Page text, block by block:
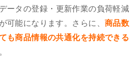
ータの登録・更新作業の負荷軽減
可能になります。さらに、 商品数
も商品情報の共通化を持続できる